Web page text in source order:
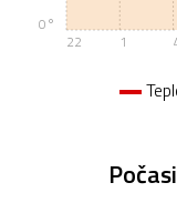
22 1
0°